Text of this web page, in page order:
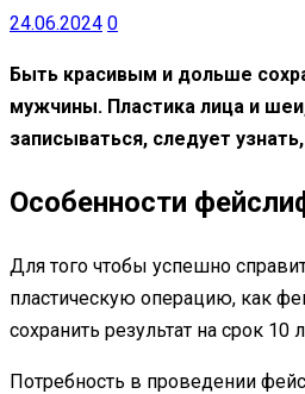
24.06.2024 0
Быть красивым и дольше
мужчины. Пластика лица и
записываться, следует
Особенности
Для того чтобы успешно
пластическую операцию, как
сохранить результат на срок 10
Потребность в проведении